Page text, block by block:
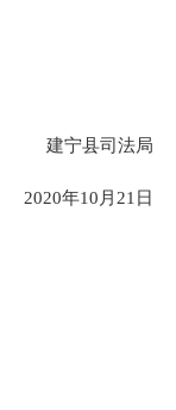
建宁县司法局
2020年10月21日